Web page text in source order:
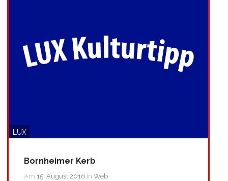
LUX
Bornheimer Kerb
Am 15. August 2016 in Web